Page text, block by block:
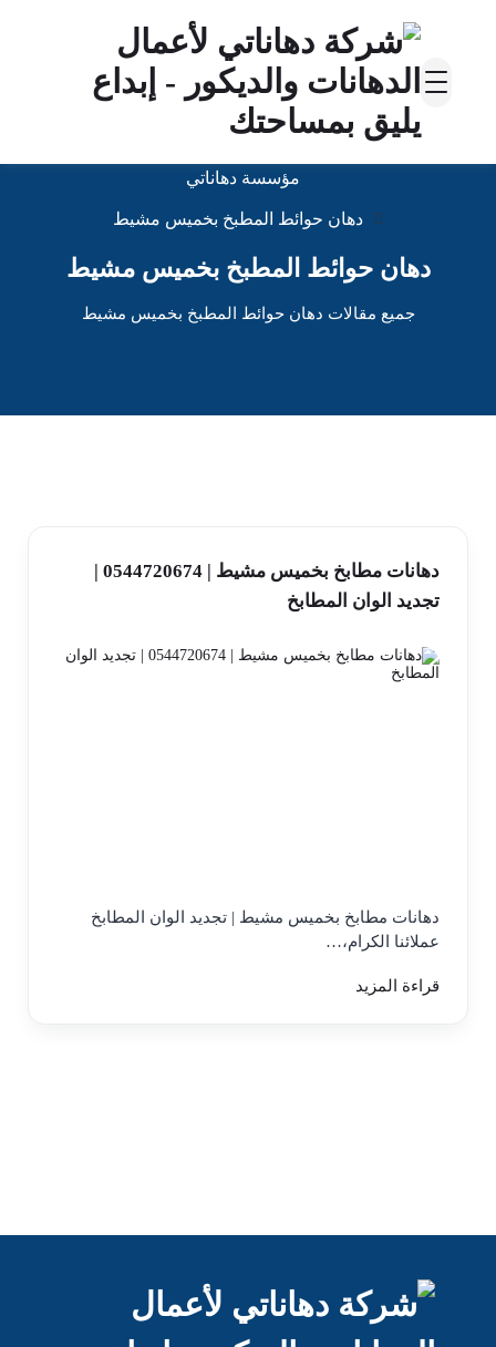
مؤسسة دهاناتي
دهان حوائط المطبخ بخميس مشيط
دهان حوائط المطبخ بخميس مشيط
جميع مقالات دهان حوائط المطبخ بخميس مشيط
دهانات مطابخ بخميس مشيط | 0544720674 |
تجديد الوان المطابخ
دهانات مطابخ بخميس مشيط | تجديد الوان المطابخ
عملائنا الكرام،…
قراءة المزيد